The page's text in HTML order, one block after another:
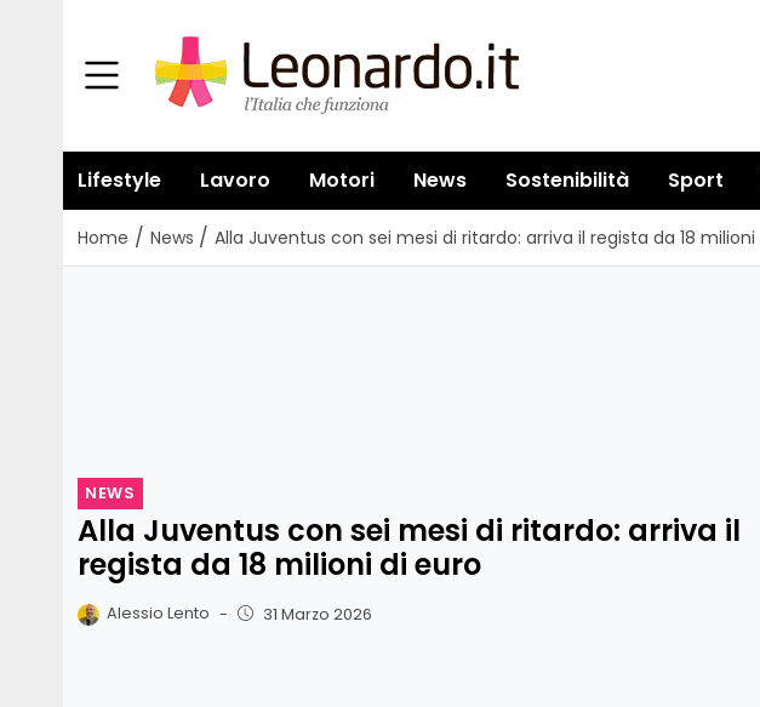
Lifestyle Lavoro Motori News Sostenibilità Sport
Home / News / Alla Juventus con sei mesi di ritardo: arriva il regista da 18 milioni
NEWS
Alla Juventus con sei mesi di ritardo: arriva il
regista da 18 milioni di euro
Alessio Lento - 31 Marzo 2026